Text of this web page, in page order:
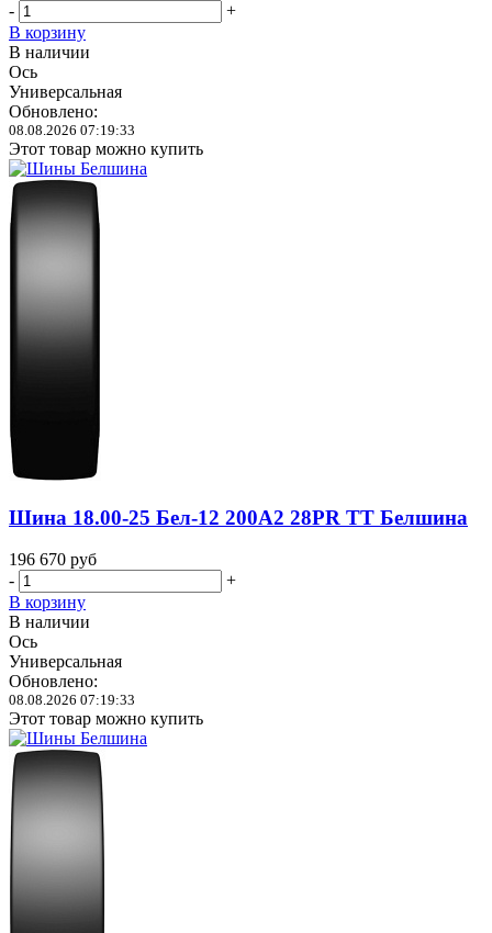
-
+
В корзину
В наличии
Ось
Универсальная
Обновлено:
08.08.2026 07:19:33
Этот товар можно купить
Шина 18.00-25 Бел-12 200A2 28PR TT Белшина
196 670 руб
-
+
В корзину
В наличии
Ось
Универсальная
Обновлено:
08.08.2026 07:19:33
Этот товар можно купить